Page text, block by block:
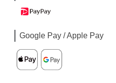
Google Pay / Apple Pay